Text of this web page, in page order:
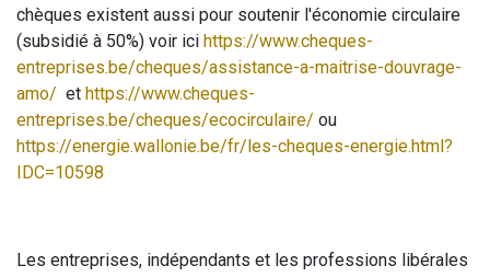
chèques existent aussi pour soutenir l'économie circulaire
(subsidié à 50%) voir ici https://www.cheques-
entreprises.be/cheques/assistance-a-maitrise-douvrage-
amo/ et https://www.cheques-
entreprises.be/cheques/ecocirculaire/ ou
https://energie.wallonie.be/fr/les-cheques-energie.html?
IDC=10598
Les entreprises, indépendants et les professions libérales